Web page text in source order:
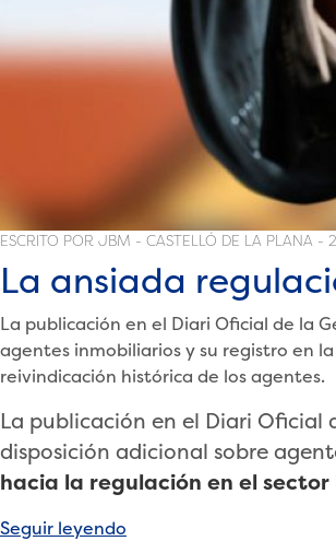
ESCRITO POR JBM - CASTELLÓ DE LA PLANA -
La ansiada
La publicación en el Diari Oficial de la
agentes inmobiliarios y su registro en
reivindicación histórica de los agentes.
La publicación en el Diari Oficial
disposición adicional sobre
hacia la regulación en el
Seguir leyendo